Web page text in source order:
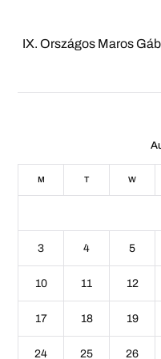
IX. Országos Maros
M T W
3 4 5
10 11 12
17 18 19
24 25 26